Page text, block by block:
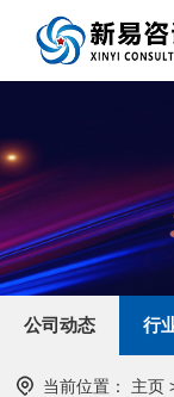
公司动态 行
当前位置： 主页